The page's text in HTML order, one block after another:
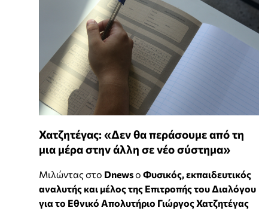
Χατζητέγας: «Δεν θα περάσουμε από τη
μια μέρα στην άλλη σε νέο σύστημα»
Μιλώντας στο Dnewsο Φυσικός, εκπαιδευτικός
αναλυτής και μέλος της Επιτροπής του Διαλόγου
για το Εθνικό Απολυτήριο Γιώργος Χατζητέγας